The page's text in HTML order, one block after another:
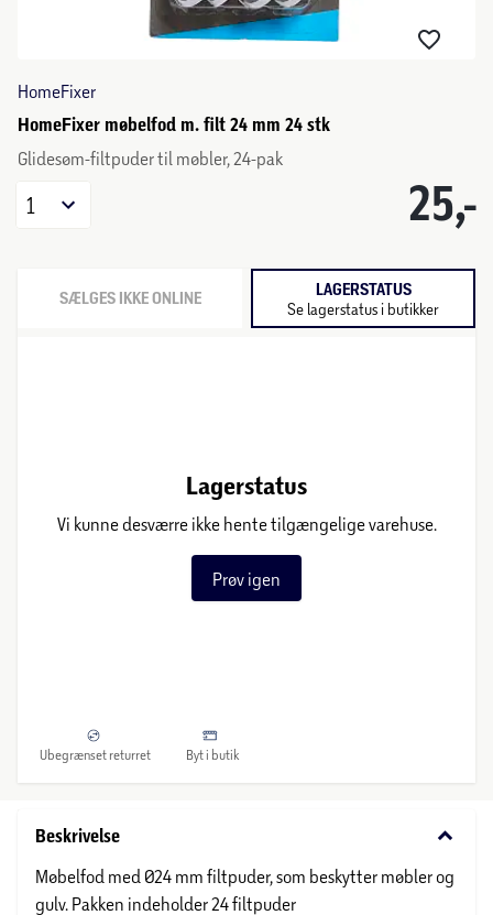
HomeFixer
HomeFixer møbelfod m. filt 24 mm 24 stk
Glidesøm-filtpuder til møbler, 24-pak
25,-
1
SÆLGES IKKE ONLINE LAGERSTATUS
Se lagerstatus i butikker
Lagerstatus
Vi kunne desværre ikke hente tilgængelige varehuse.
Prøv igen
Ubegrænset returret Byt i butik
Beskrivelse keyboard_arrow_down
Møbelfod med Ø24 mm filtpuder, som beskytter møbler og
gulv. Pakken indeholder 24 filtpuder